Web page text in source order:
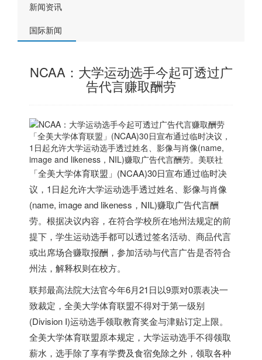
新闻资讯
国际新闻
NCAA：大学运动选手今起可透过广
告代言赚取酬劳
「全美大学体育联盟」(NCAA)30日宣布通过临时决议，
1日起允许大学运动选手透过姓名、影像与肖像(name,
image and likeness，NIL)赚取广告代言酬劳。美联社
「全美大学体育联盟」(NCAA)30日宣布通过临时决
议，1日起允许大学运动选手透过姓名、影像与肖像
(name, image and likeness，NIL)赚取广告代言酬
劳。根据决议内容，在符合学校所在地州法规定的前
提下，学生运动选手都可以透过签名活动、商品代言
或出席场合赚取报酬，参加活动与代言广告是否符合
州法，解释权则在校方。
联邦最高法院大法官今年6月21日以9票对0票表决一
致裁定，全美大学体育联盟不得对于第一级别
(Division I)运动选手领取教育奖金与津贴订定上限。
全美大学体育联盟原本规定，大学运动选手不得领取
薪水，选手除了享有学费及食宿免除之外，领取各种